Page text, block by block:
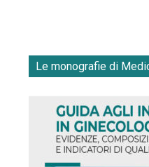
Le monografie di